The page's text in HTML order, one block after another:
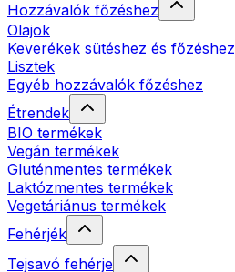
Hozzávalók főzéshez
Olajok
Keverékek sütéshez és főzéshez
Lisztek
Egyéb hozzávalók főzéshez
Étrendek
BIO termékek
Vegán termékek
Gluténmentes termékek
Laktózmentes termékek
Vegetáriánus termékek
Fehérjék
Tejsavó fehérje